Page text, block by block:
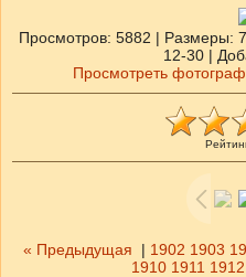
Просмотров: 5882 | Размеры:
12-30 |
Просмотреть
« Предыдущая | 1902 1903
1910 1911 1912